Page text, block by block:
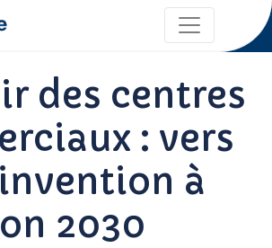
des centres
: vers
à
2030